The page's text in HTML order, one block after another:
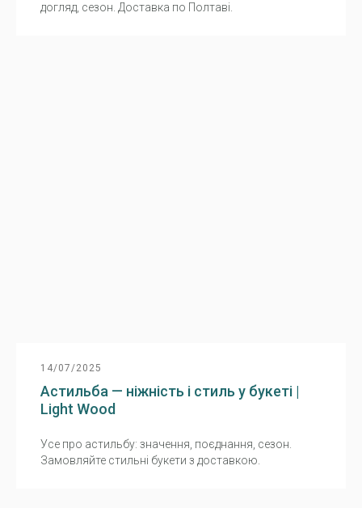
догляд, сезон. Доставка по Полтаві.
14/07/2025
Астильба — ніжність і стиль у букеті |
Light Wood
Усе про астильбу: значення, поєднання, сезон.
Замовляйте стильні букети з доставкою.